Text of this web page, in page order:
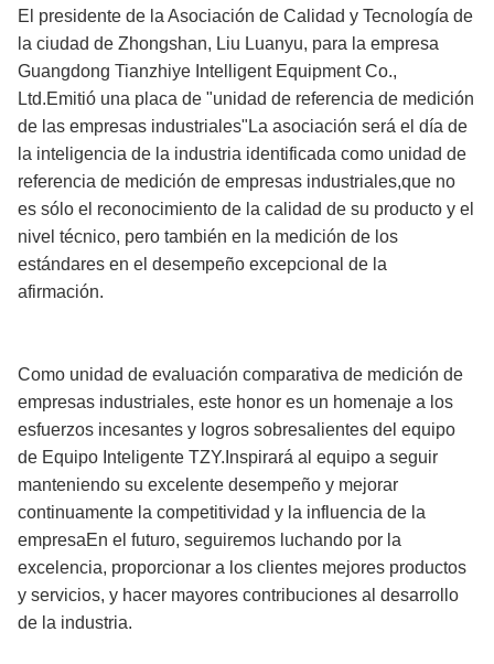
El presidente de la Asociación de Calidad y Tecnología de
la ciudad de Zhongshan, Liu Luanyu, para la empresa
Guangdong Tianzhiye Intelligent Equipment Co.,
Ltd.Emitió una placa de "unidad de referencia de medición
de las empresas industriales"La asociación será el día de
la inteligencia de la industria identificada como unidad de
referencia de medición de empresas industriales,que no
es sólo el reconocimiento de la calidad de su producto y el
nivel técnico, pero también en la medición de los
estándares en el desempeño excepcional de la
afirmación.
Como unidad de evaluación comparativa de medición de
empresas industriales, este honor es un homenaje a los
esfuerzos incesantes y logros sobresalientes del equipo
de Equipo Inteligente TZY.Inspirará al equipo a seguir
manteniendo su excelente desempeño y mejorar
continuamente la competitividad y la influencia de la
empresaEn el futuro, seguiremos luchando por la
excelencia, proporcionar a los clientes mejores productos
y servicios, y hacer mayores contribuciones al desarrollo
de la industria.